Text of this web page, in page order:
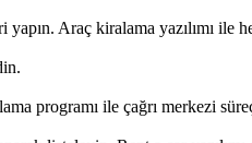
Araç kiralama yazılımı ile
programı ile çağrı merkezi